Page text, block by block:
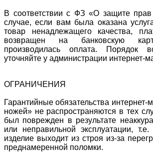
В соответствии с ФЗ «О защите прав
случае, если вам была оказана
товар ненадлежащего качества,
возвращен на банковскую
производилась оплата. Порядок
уточняйте у администрации интернет-
ОГРАНИЧЕНИЯ
Гарантийные обязательства интернет-
ножей» не распространяются в тех
был поврежден в результате
или неправильной эксплуатации,
изделие выходит из строя из-за
преднамеренной поломки.